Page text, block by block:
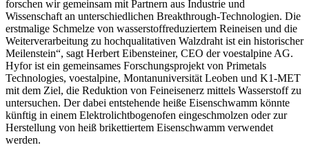
forschen wir gemeinsam mit Partnern aus Industrie und
Wissenschaft an unterschiedlichen Breakthrough-Technologien. Die
erstmalige Schmelze von wasserstoffreduziertem Reineisen und die
Weiterverarbeitung zu hochqualitativen Walzdraht ist ein historischer
Meilenstein“, sagt Herbert Eibensteiner, CEO der voestalpine AG.
Hyfor ist ein gemeinsames Forschungsprojekt von Primetals
Technologies, voestalpine, Montanuniversität Leoben und K1-MET
mit dem Ziel, die Reduktion von Feineisenerz mittels Wasserstoff zu
untersuchen. Der dabei entstehende heiße Eisenschwamm könnte
künftig in einem Elektrolichtbogenofen eingeschmolzen oder zur
Herstellung von heiß brikettiertem Eisenschwamm verwendet
werden.